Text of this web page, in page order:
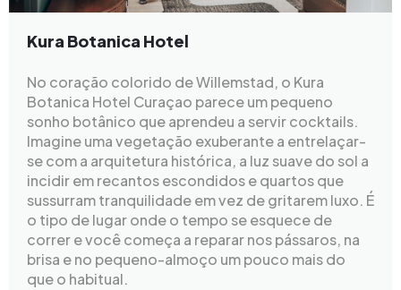
Kura Botanica Hotel
No coração colorido de Willemstad, o Kura
Botanica Hotel Curaçao parece um pequeno
sonho botânico que aprendeu a servir cocktails.
Imagine uma vegetação exuberante a entrelaçar-
se com a arquitetura histórica, a luz suave do sol a
incidir em recantos escondidos e quartos que
sussurram tranquilidade em vez de gritarem luxo. É
o tipo de lugar onde o tempo se esquece de
correr e você começa a reparar nos pássaros, na
brisa e no pequeno-almoço um pouco mais do
que o habitual.